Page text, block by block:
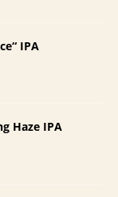
IPA
Haze IPA